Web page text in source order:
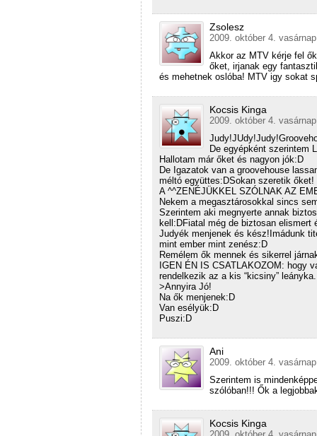
Zsolesz
2009. október 4.
Akkor az MTV kérje fel
őket, irjanak egy
és mehetnek oslóba! MTV igy sokat
Kocsis Kinga
2009. október 4.
De egyépként szerintem
Hallotam már őket és nagyon jók:D
De Igazatok van a groovehouse
méltó együttes:DSokan szeretik őket!
A ^^ZENÉJÜKKEL SZÓLNAK AZ
Nekem a megasztárosokkal sincs
Szerintem aki megnyerte annak
kell:DFiatal még de biztosan elismert
Judyék menjenek és kész!Imádunk
mint ember mint zenész:D
Remélem ők mennek és sikerrel
IGEN ÉN IS CSATLAKOZOM: hogy
rendelkezik az a kis “kicsiny”
>Annyira Jó!
Na ők menjenek:D
Van esélyük:D
Puszi:D
Ani
2009. október 4.
Szerintem is
szólóban!!! Ők a
Kocsis Kinga